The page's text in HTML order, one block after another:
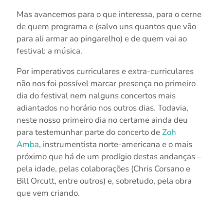
Mas avancemos para o que interessa, para o cerne
de quem programa e (salvo uns quantos que vão
para ali armar ao pingarelho) e de quem vai ao
festival: a música.
Por imperativos curriculares e extra-curriculares
não nos foi possível marcar presença no primeiro
dia do festival nem nalguns concertos mais
adiantados no horário nos outros dias. Todavia,
neste nosso primeiro dia no certame ainda deu
para testemunhar parte do concerto deZoh
Amba, instrumentista norte-americana e o mais
próximo que há de um prodígio destas andanças –
pela idade, pelas colaborações (Chris Corsano e
Bill Orcutt, entre outros) e, sobretudo, pela obra
que vem criando.